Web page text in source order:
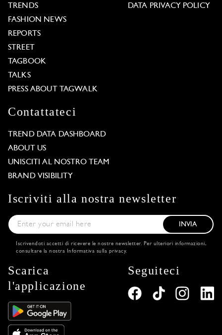
TRENDS
FASHION NEWS
REPORTS
STREET
TAGBOOK
TALKS
PRESS ABOUT TAGWALK
DATA PRIVACY POLICY
Contattateci
TREND DATA DASHBOARD
ABOUT US
UNISCITI AL NOSTRO TEAM
BRAND VISIBILITY
Iscriviti alla nostra newsletter
INVIA
Iscrivendoti accetti di ricevere le nostre newsletter. Per ulteriori informazioni,
consultare la nostra
Informativa sulla privacy.
Scarica
l'applicazione
Seguiteci